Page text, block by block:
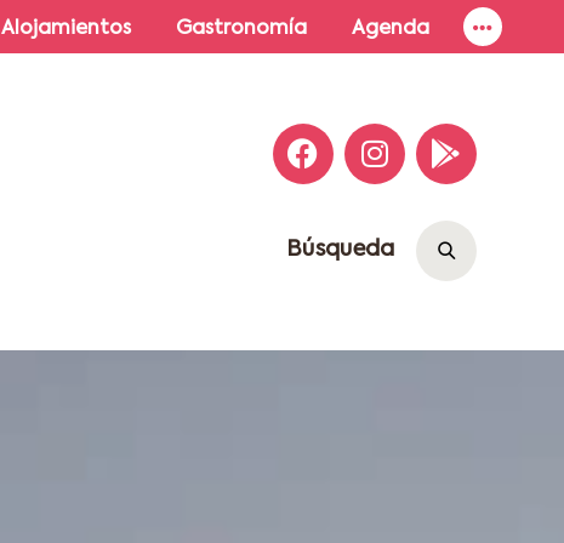
Alojamientos Gastronomía Agenda
Búsqueda